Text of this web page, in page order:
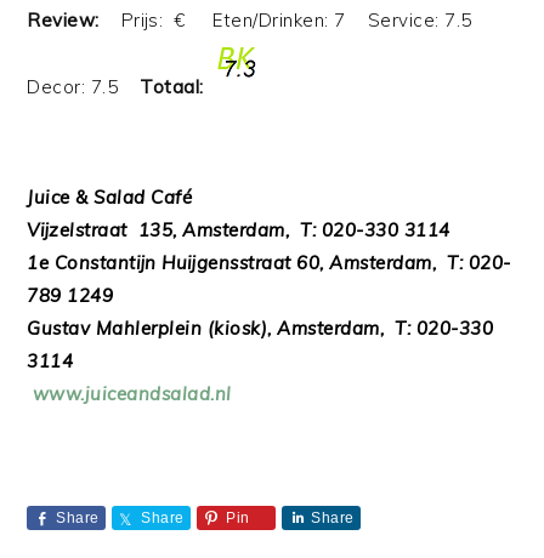
Review: Prijs: € Eten/Drinken: 7 Service: 7.5
Decor: 7.5 Totaal:
Juice & Salad Café
Vijzelstraat 135, Amsterdam, T: 020-330 3114
1e Constantijn Huijgensstraat 60, Amsterdam, T: 020-
789 1249
Gustav Mahlerplein (kiosk), Amsterdam, T: 020-330
3114
www.juiceandsalad.nl
Share Share Pin Share